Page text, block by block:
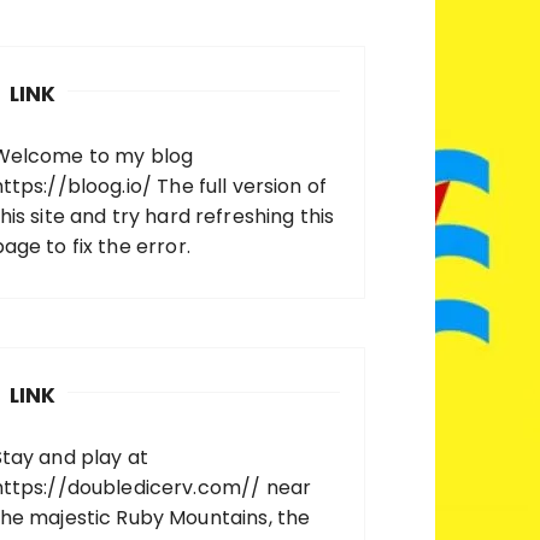
LINK
to my blog
bloog.io/ The full version of
site and try hard refreshing this
to fix the error.
LINK
and play at
doubledicerv.com// near
majestic Ruby Mountains, the